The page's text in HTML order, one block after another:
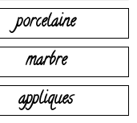
porcelaine
marbre
appliques